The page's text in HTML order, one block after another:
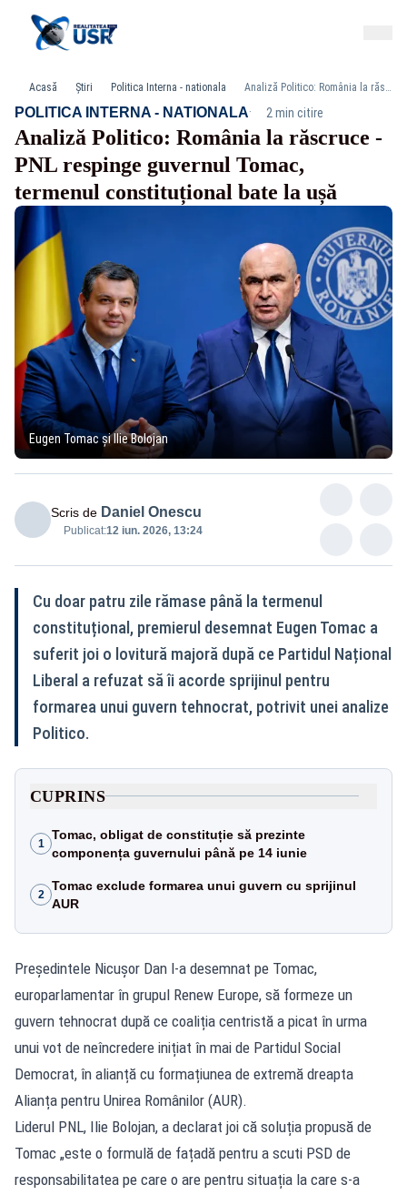
Acasă Știri Politica Interna - nationala Analiză Politico: România la răscruce - PNL respinge guvernul Tomac, termenul constituțional bate la ușă
POLITICA INTERNA - NATIONALA· 2 min citire
Analiză Politico: România la răscruce -
PNL respinge guvernul Tomac,
termenul constituțional bate la ușă
Eugen Tomac și Ilie Bolojan
Scris de Daniel Onescu
Publicat:12 iun. 2026, 13:24
Cu doar patru zile rămase până la termenul
constituțional, premierul desemnat Eugen Tomac a
suferit joi o lovitură majoră după ce Partidul Național
Liberal a refuzat să îi acorde sprijinul pentru
formarea unui guvern tehnocrat, potrivit unei analize
Politico.
CUPRINS
1
Tomac, obligat de constituție să prezinte
componența guvernului până pe 14 iunie
2
Tomac exclude formarea unui guvern cu sprijinul
AUR
Președintele Nicușor Dan l-a desemnat pe Tomac,
europarlamentar în grupul Renew Europe, să formeze un
guvern tehnocrat după ce coaliția centristă a picat în urma
unui vot de neîncredere inițiat în mai de Partidul Social
Democrat, în alianță cu formațiunea de extremă dreapta
Alianța pentru Unirea Românilor (AUR).
Liderul PNL, Ilie Bolojan, a declarat joi că soluția propusă de
Tomac „este o formulă de fațadă pentru a scuti PSD de
responsabilitatea pe care o are pentru situația la care s-a